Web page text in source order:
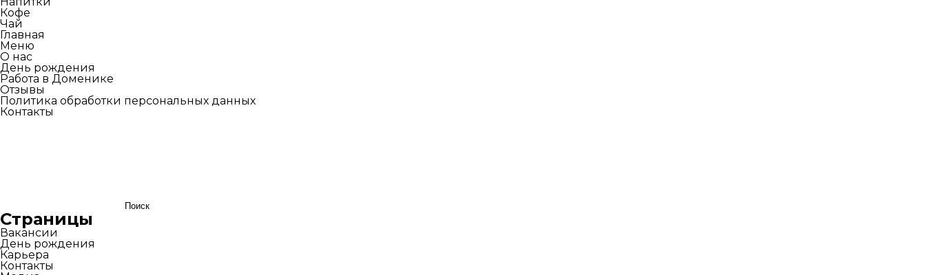
Кофе
Чай
Главная
Меню
О нас
День рождения
Работа в Доменике
Отзывы
Политика обработки персональных данных
Контакты
Страницы
Вакансии
День рождения
Карьера
Контакты